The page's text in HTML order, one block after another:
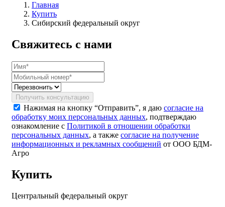
Главная
Купить
Сибирский федеральный округ
Свяжитесь с нами
Получить консультацию
Нажимая на кнопку “Отправить”, я даю согласие на
обработку моих персональных данных, подтверждаю
ознакомление с Политикой в отношении обработки
персональных данных, а также согласие на получение
информационных и рекламных сообщений от ООО БДМ-
Агро
Купить
Центральный федеральный округ